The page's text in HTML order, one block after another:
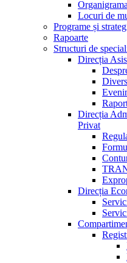
Locuri de
Programe și
Rapoarte
Structuri de
Direcția
Direcția
Privat
Direcția